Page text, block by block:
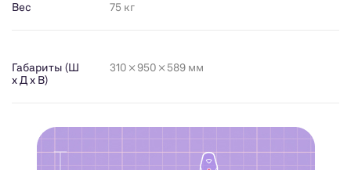
Вес 75 кг
Габариты (Ш
x Д x В)
310 × 950 × 589 мм